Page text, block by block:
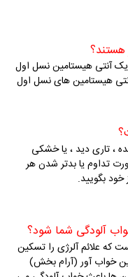
هستند؟
آنتی هیستامین نسل اول
هیستامین های نسل اول
، تاری دید ، یا خشکی
تداوم یا بدتر شدن هر
بگویید.
آلودگی شما شود؟
که علائم آلرژی را تسکین
خواب آور (آرام بخش)